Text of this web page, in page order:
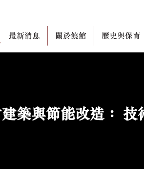
最新消息 關於饒館 歷史與保育
建築與節能改造：